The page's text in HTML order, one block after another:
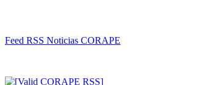
Feed RSS Noticias CORAPE